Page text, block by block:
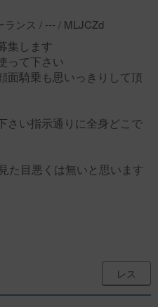
ランス / --- / MLJCZd
集します
って下さい
面騎乗も思いっきりして頂
さい指示通りに全身どこで
た目悪くは無いと思います
レス